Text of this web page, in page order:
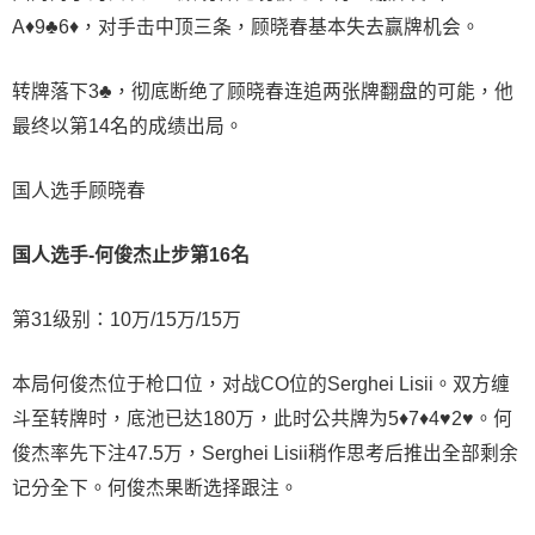
A♦9♣6♦，对手击中顶三条，顾晓春基本失去赢牌机会。
转牌落下3♣️，彻底断绝了顾晓春连追两张牌翻盘的可能，他
最终以第14名的成绩出局。
国人选手顾晓春
国人选手-何俊杰止步第16名
第31级别：10万/15万/15万
本局何俊杰位于枪口位，对战CO位的Serghei Lisii。双方缠
斗至转牌时，底池已达180万，此时公共牌为5♦7♦4♥2♥。何
俊杰率先下注47.5万，Serghei Lisii稍作思考后推出全部剩余
记分全下。何俊杰果断选择跟注。